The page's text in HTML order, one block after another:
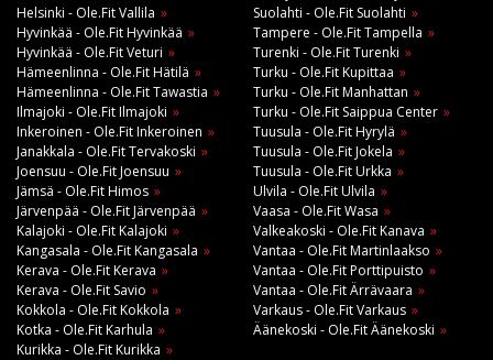
Helsinki - Ole.Fit Vallila
Hyvinkää - Ole.Fit Hyvinkää
Hyvinkää - Ole.Fit Veturi
Hämeenlinna - Ole.Fit Hätilä
Hämeenlinna - Ole.Fit Tawastia
Ilmajoki - Ole.Fit Ilmajoki
Inkeroinen - Ole.Fit Inkeroinen
Janakkala - Ole.Fit Tervakoski
Joensuu - Ole.Fit Joensuu
Jämsä - Ole.Fit Himos
Järvenpää - Ole.Fit Järvenpää
Kalajoki - Ole.Fit Kalajoki
Kangasala - Ole.Fit Kangasala
Kerava - Ole.Fit Kerava
Kerava - Ole.Fit Savio
Kokkola - Ole.Fit Kokkola
Kotka - Ole.Fit Karhula
Kurikka - Ole.Fit Kurikka
Suolahti - Ole.Fit Suolahti
Tampere - Ole.Fit Tampella
Turenki - Ole.Fit Turenki
Turku - Ole.Fit Kupittaa
Turku - Ole.Fit Manhattan
Turku - Ole.Fit Saippua Center
Tuusula - Ole.Fit Hyrylä
Tuusula - Ole.Fit Jokela
Tuusula - Ole.Fit Urkka
Ulvila - Ole.Fit Ulvila
Vaasa - Ole.Fit Wasa
Valkeakoski - Ole.Fit Kanava
Vantaa - Ole.Fit Martinlaakso
Vantaa - Ole.Fit Porttipuisto
Vantaa - Ole.Fit Ärrävaara
Varkaus - Ole.Fit Varkaus
Äänekoski - Ole.Fit Äänekoski